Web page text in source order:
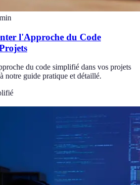
min
l'Approche du Code
du code simplifié dans vos projets
notre guide pratique et détaillé.